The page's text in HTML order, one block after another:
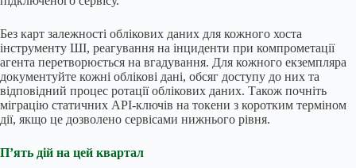
Без карт залежності облікових даних для кожного хоста
інструменту ШІ, реагування на інциденти при компрометації
агента перетворюється на вгадування. Для кожного екземпляра
документуйте кожні облікові дані, обсяг доступу до них та
відповідний процес ротації облікових даних. Також почніть
міграцію статичних API-ключів на токени з коротким терміном
дії, якщо це дозволено сервісами нижнього рівня.
П’ять дій на цей квартал